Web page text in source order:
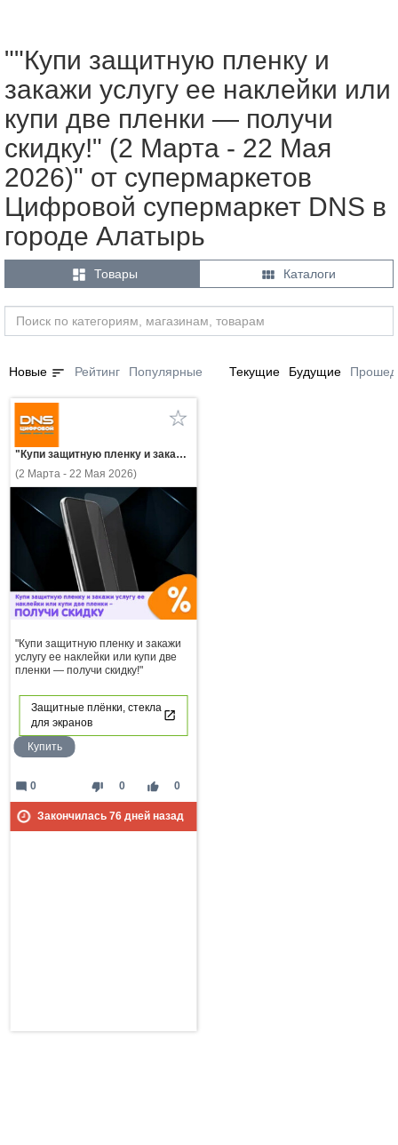
""Купи защитную пленку и
закажи услугу ее наклейки или
купи две пленки — получи
скидку!" (2 Марта - 22 Мая
2026)" от супермаркетов
Цифровой супермаркет DNS в
городе Алатырь
 Товары  Каталоги
Новые sort Рейтинг Популярные Текущие Будущие
"Купи защитную пленку и закажи услугу ее наклейки или купи две пленки — получи скидку!"
(2 Марта - 22 Мая 2026)
"Купи защитную пленку и закажи
услугу ее наклейки или купи две
пленки — получи скидку!"
Защитные плёнки, стекла
для экранов
Купить
thumb_down 0 thumb_up 0
mode_comment 0
Закончилась 76дней назад